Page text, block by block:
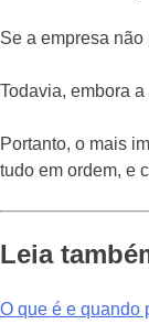
Se a empresa não
Todavia, embora
Portanto, o mais
tudo em ordem, e
Leia
O que é e quando